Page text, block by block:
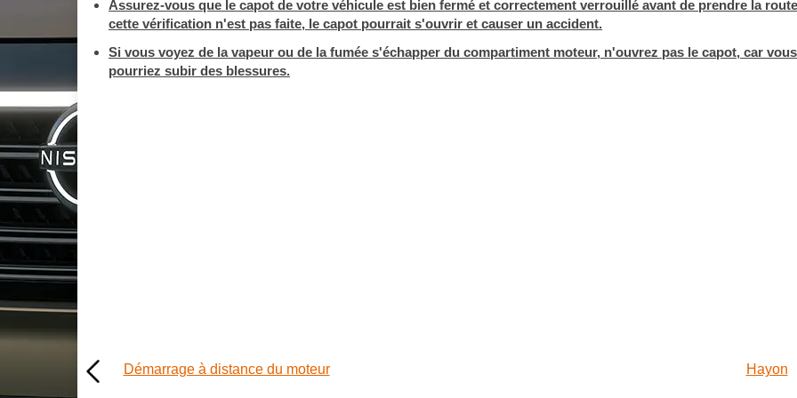
Assurez-vous que le capot de votre véhicule est bien fermé et correctement verrouillé avant de prendre la
cette vérification n'est pas faite, le capot pourrait s'ouvrir et causer un accident.
Si vous voyez de la vapeur ou de la fumée s'échapper du compartiment moteur, n'ouvrez pas le capot, car vous
pourriez subir des blessures.
Démarrage à distance du moteur Hayon